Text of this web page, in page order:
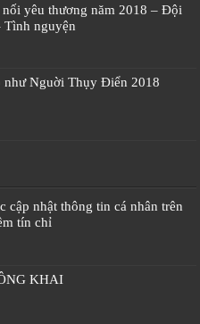
yêu thương năm 2018 – Đội
Tình nguyện
như Nguời Thụy Điển 2018
cập nhật thông tin cá nhân trên
tín chỉ
KHAI